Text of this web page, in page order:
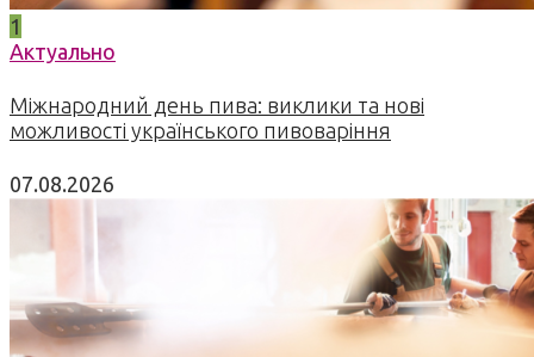
1
Актуально
Міжнародний день пива: виклики та нові
можливості українського пивоваріння
07.08.2026